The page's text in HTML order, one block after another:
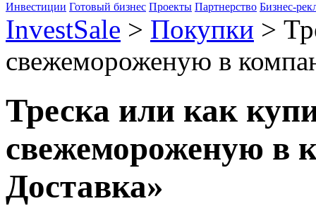
Инвестиции Готовый бизнес Проекты Партнерство Бизнес-
InvestSale > Покупки >
свежемороженую в
Треска или как
свежемороженую в
Доставка»